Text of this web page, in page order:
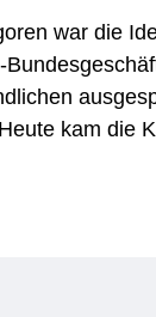
war die
kam die